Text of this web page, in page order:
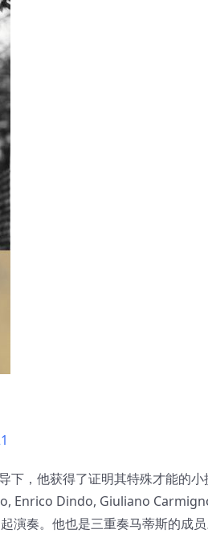
，他获得了证明其特殊才能的
Enrico Dindo, Giuliano
奏。他也是三重奏马蒂斯的成员